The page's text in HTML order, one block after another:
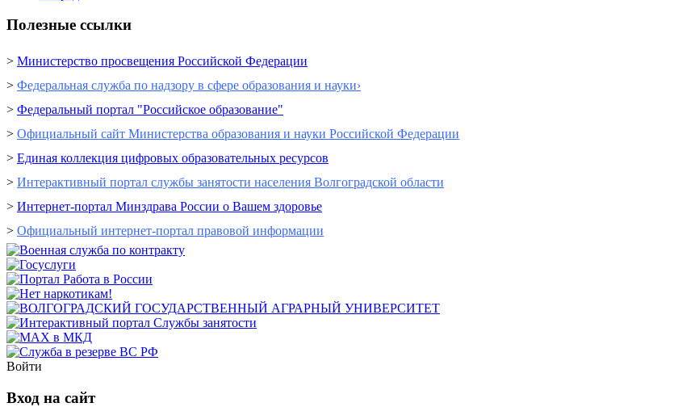
Полезные ссылки
> Министерство просвещения Российской Федерации
> Федеральная служба по надзору в сфере образования и науки›
> Федеральный портал "Российское образование"
> Официальный сайт Министерства образования и науки Российской Федерации
> Единая коллекция цифровых образовательных ресурсов
> Интерактивный портал cлужбы занятости населения Волгоградской области
> Интернет-портал Минздрава России о Вашем здоровье
> Официальный интернет-портал правовой информации
Войти
Вход на сайт